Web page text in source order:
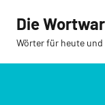
Inhalt
springen
Die
Wörter für heute und